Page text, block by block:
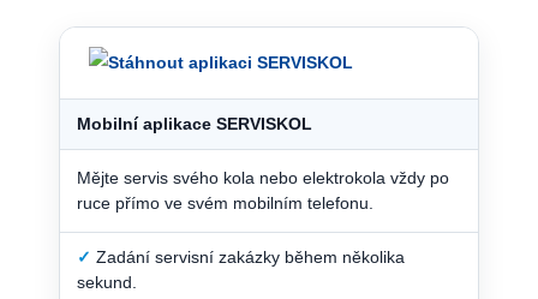
Mobilní aplikace SERVISKOL
Mějte servis svého kola nebo elektrokola vždy po
ruce přímo ve svém mobilním telefonu.
✓ Zadání servisní zakázky během několika
sekund.